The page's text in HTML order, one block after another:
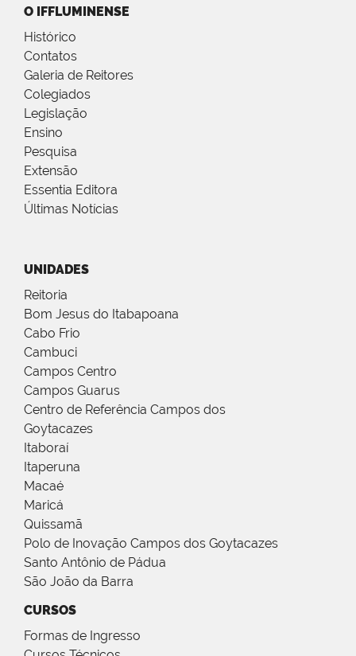
O IFFLUMINENSE
Histórico
Contatos
Galeria de Reitores
Colegiados
Legislação
Ensino
Pesquisa
Extensão
Essentia Editora
Últimas Notícias
UNIDADES
Reitoria
Bom Jesus do Itabapoana
Cabo Frio
Cambuci
Campos Centro
Campos Guarus
Centro de Referência Campos dos
Goytacazes
Itaboraí
Itaperuna
Macaé
Maricá
Quissamã
Polo de Inovação Campos dos Goytacazes
Santo Antônio de Pádua
São João da Barra
CURSOS
Formas de Ingresso